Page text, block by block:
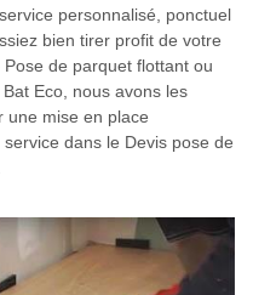
personnalisé, ponctuel
bien tirer profit de votre
Pose de parquet flottant ou
Eco, nous avons les
une mise en place
dans le Devis pose de